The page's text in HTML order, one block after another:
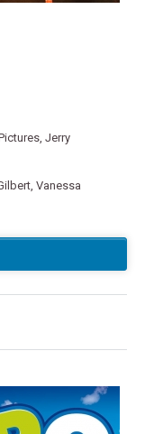
, Jerry
, Vanessa